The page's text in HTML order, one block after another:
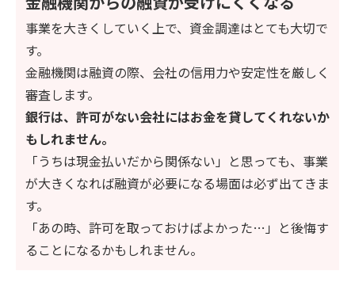
事業を大きくしていく上で、資金調達はとても大切で
す。
金融機関は融資の際、会社の信用力や安定性を厳しく
審査します。
銀行は、許可がない会社にはお金を貸してくれないか
もしれません。
「うちは現金払いだから関係ない」と思っても、事業
が大きくなれば融資が必要になる場面は必ず出てきま
す。
「あの時、許可を取っておけばよかった…」と後悔す
ることになるかもしれません。